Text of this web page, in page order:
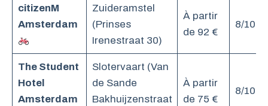
citizenM
Amsterdam
Zuideramstel
(Prinses
Irenestraat 30)
À partir
de 92 €
8/10
The Student
Hotel
Amsterdam
Slotervaart (Van
de Sande
Bakhuijzenstraat
À partir
de 75 €
8/10